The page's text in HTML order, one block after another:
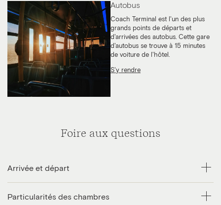
Autobus
Coach Terminal est l'un des plus
grands points de départs et
d'arrivées des autobus. Cette gare
d'autobus se trouve à 15 minutes
de voiture de l'hôtel.
S'y rendre
Foire aux questions
Arrivée et départ
Particularités des chambres